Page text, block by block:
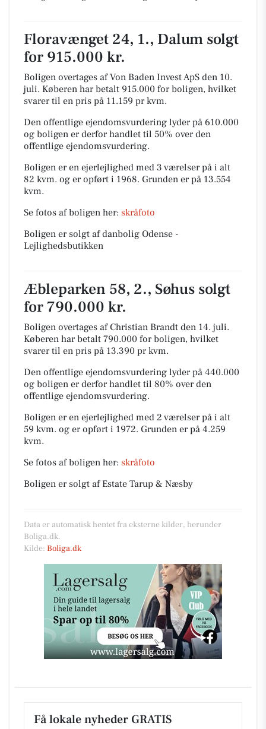
Floravænget 24, 1., Dalum solgt
for 915.000 kr.
Boligen overtages af Von Baden Invest ApS den 10.
juli. Køberen har betalt 915.000 for boligen, hvilket
svarer til en pris på 11.159 pr kvm.
Den offentlige ejendomsvurdering lyder på 610.000
og boligen er derfor handlet til 50% over den
offentlige ejendomsvurdering.
Boligen er en ejerlejlighed med 3 værelser på i alt
82 kvm. og er opført i 1968. Grunden er på 13.554
kvm.
Se fotos af boligen her: skråfoto
Boligen er solgt af danbolig Odense -
Lejlighedsbutikken
Æbleparken 58, 2., Søhus solgt
for 790.000 kr.
Boligen overtages af Christian Brandt den 14. juli.
Køberen har betalt 790.000 for boligen, hvilket
svarer til en pris på 13.390 pr kvm.
Den offentlige ejendomsvurdering lyder på 440.000
og boligen er derfor handlet til 80% over den
offentlige ejendomsvurdering.
Boligen er en ejerlejlighed med 2 værelser på i alt
59 kvm. og er opført i 1972. Grunden er på 4.259
kvm.
Se fotos af boligen her: skråfoto
Boligen er solgt af Estate Tarup & Næsby
Data er automatisk hentet fra eksterne kilder, herunder
Boliga.dk.
Kilde: Boliga.dk
Få lokale nyheder GRATIS